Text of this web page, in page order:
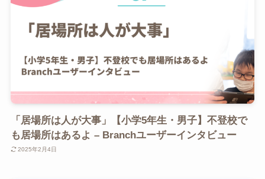
「居場所は人が大事」【小学5年生・男子】不登校で
も居場所はあるよ – Branchユーザーインタビュー
2025年2月4日